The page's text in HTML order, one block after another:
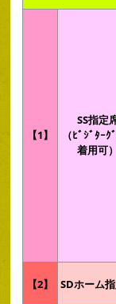
【1】
SS指定
（ﾋﾞｼﾞﾀｰｸ
着用可）
【2】 SDホーム